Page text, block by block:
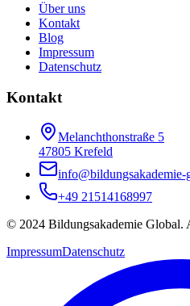
Über uns
Kontakt
Blog
Impressum
Datenschutz
Kontakt
Melanchthonstraße 5
47805 Krefeld
info@bildungsakademie-
+49 21514168997
© 2024 Bildungsakademie Global.
ImpressumDatenschutz